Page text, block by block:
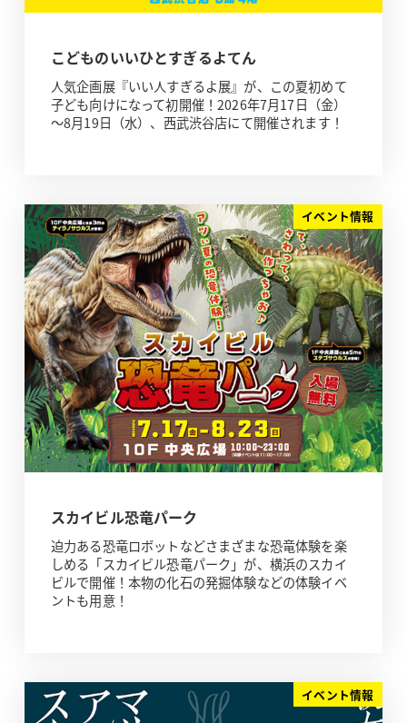
こどものいいひとすぎるよてん
人気企画展『いい人すぎるよ展』が、この夏初めて
子ども向けになって初開催！2026年7月17日（金）
～8月19日（水）、西武渋谷店にて開催されます！
イベント情報
スカイビル恐竜パーク
迫力ある恐竜ロボットなどさまざまな恐竜体験を楽
しめる「スカイビル恐竜パーク」が、横浜のスカイ
ビルで開催！本物の化石の発掘体験などの体験イベ
ントも用意！
イベント情報